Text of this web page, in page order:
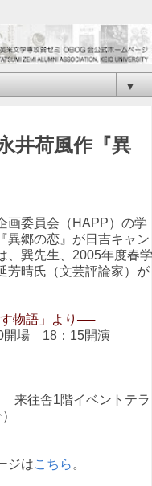
▼
井荷風作『異
画委員会（HAPP）の学
異郷の恋』が日吉キャン
、巽先生、2005年度春学
芳晴氏（文芸評論家）が
物語」より──
開場 18：15開演
来往舎1階イベントテラ
ジはこちら 。